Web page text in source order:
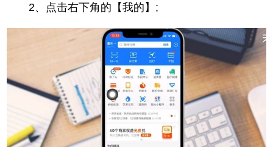
2、点击右下角的【我的】;